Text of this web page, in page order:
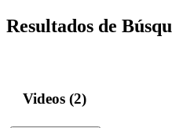
Resultados de
Videos (2)